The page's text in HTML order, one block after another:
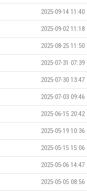
2025-09-14 11:40
2025-09-02 11:18
2025-08-25 11:50
2025-07-31 07:39
2025-07-30 13:47
2025-07-03 09:46
2025-06-15 20:42
2025-05-19 10:36
2025-05-15 15:06
2025-05-06 14:47
2025-05-05 08:56